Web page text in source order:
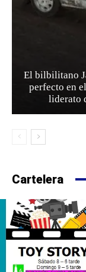
El bilbilitano
perfecto en
liderato
Cartelera